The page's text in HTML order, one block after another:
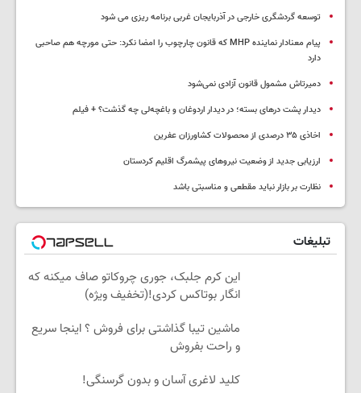
توسعه گردشگری خارجی در آذربایجان غربی برنامه ریزی می شود
پیام معنادار نماینده MHP که قانون چارچوب را امضا نکرد: حتی مورچه هم صاحبی
دارد
دمیرتاش مشمول قانون آزادی نمی‌شود
دیدار پشت درهای بسته؛ در دیدار اردوغان و باغچه‌لی چه گذشت؟ + فیلم
اخاذی ۳۵ درصدی از محصولات کشاورزان عفرین
ارزیابی جدید از وضعیت نیروهای پیشمرگ اقلیم کردستان
نظارت بر بازار نباید مقطعی و مناسبتی باشد
تبلیغات
این کرم جلبک، جوری چروکاتو صاف میکنه که
انگار بوتاکس کردی!(تخفیف ویژه)
ماشین تیبا گذاشتی برای فروش ؟ اینجا سریع
و راحت بفروش
کلید لاغری آسان و بدون گرسنگی!